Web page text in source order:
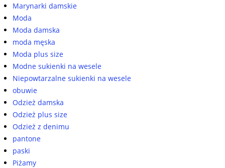
Marynarki damskie
Moda
Moda damska
moda męska
Moda plus size
Modne sukienki na wesele
Niepowtarzalne sukienki na wesele
obuwie
Odzież damska
Odzież plus size
Odzież z denimu
pantone
paski
Piżamy